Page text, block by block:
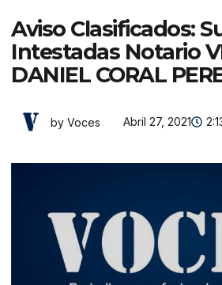
Aviso Clasificados:
Intestadas Notario
DANIEL CORAL
by Voces Abril 27, 2021